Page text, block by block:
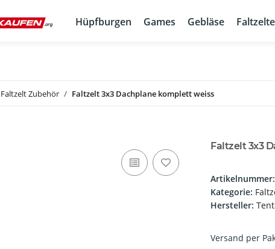
Hüpfburgen Games Gebläse Faltzelte
Faltzelt Zubehör Faltzelt 3x3 Dachplane komplett weiss
Faltzelt 3x3
Artikelnummer:
Kategorie:
Hersteller:
Versand per